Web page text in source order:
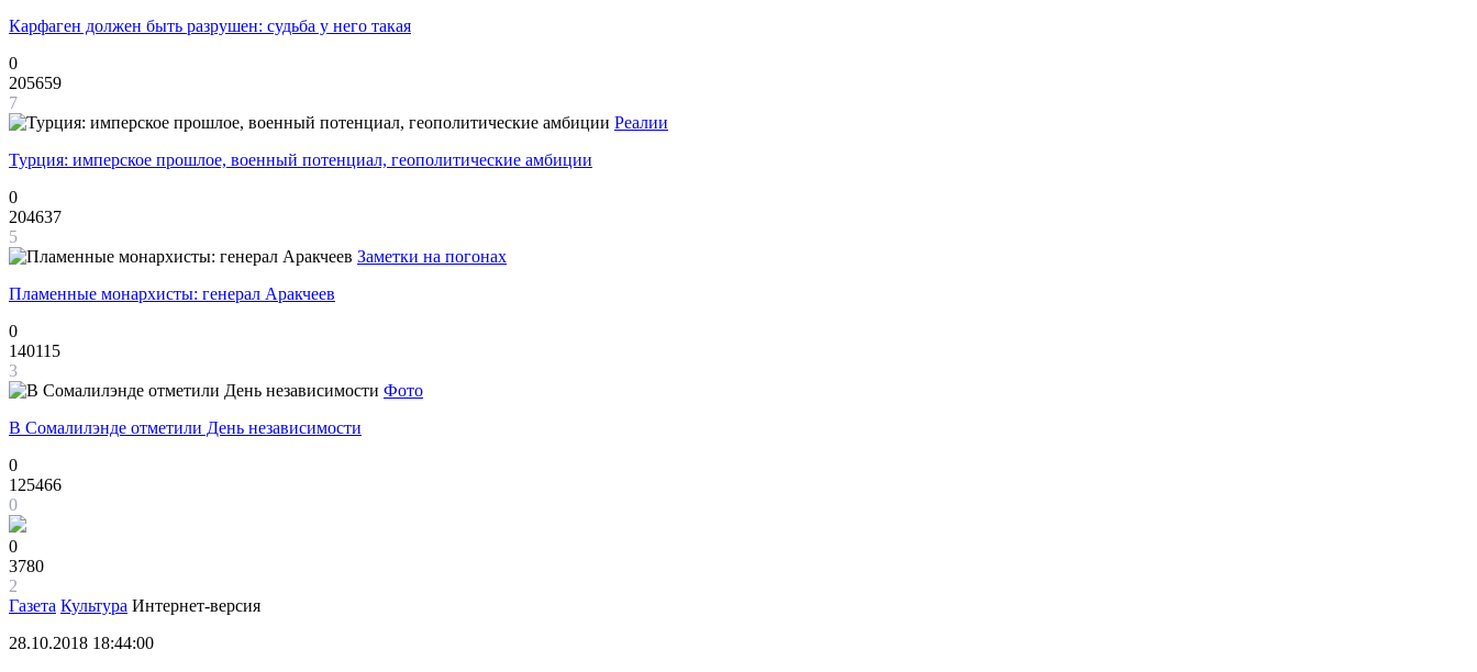
Карфаген должен быть разрушен: судьба у него такая
0
205659
7
Реалии
Турция: имперское прошлое, военный потенциал, геополитические амбиции
0
204637
5
Заметки на погонах
Пламенные монархисты: генерал Аракчеев
0
140115
3
Фото
В Сомалилэнде отметили День независимости
0
125466
0
0
3780
2
Газета Культура Интернет-версия
28.10.2018 18:44:00